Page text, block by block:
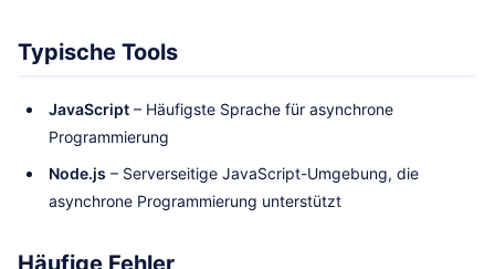
Typische Tools
JavaScript – Häufigste Sprache für asynchrone
Programmierung
Node.js – Serverseitige JavaScript-Umgebung, die
asynchrone Programmierung unterstützt
Häufige Fehler